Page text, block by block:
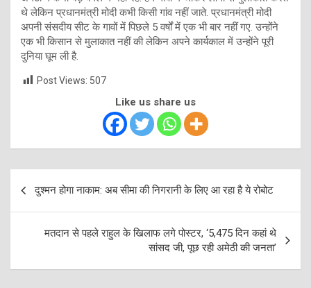
थे लेकिन प्रधानमंत्री मोदी कभी किसी गांव नहीं जाते. प्रधानमंत्री मोदी
अपनी संसदीय सीट के गावों में पिछले 5 वर्षों में एक भी बार नहीं गए. उन्होंने
एक भी किसान से मुलाकात नहीं की लेकिन अपने कार्यकाल में उन्होंने पूरी
दुनिया घूम ली है.
Post Views: 507
Like us share us
navigation
दुश्मन होगा नाकाम: अब सीमा की निगरानी के लिए आ रहा है ये रोबोट
मतदान से पहले राहुल के खिलाफ लगे पोस्टर, ‘5,475 दिन कहां थे
सांसद जी, पूछ रही अमेठी की जनता’